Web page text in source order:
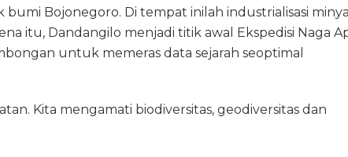
bumi Bojonegoro. Di tempat inilah industrialisasi
itu, Dandangilo menjadi titik awal Ekspedisi Naga
untuk memeras data sejarah seoptimal
Kita mengamati biodiversitas, geodiversitas dan